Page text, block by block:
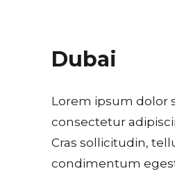
Dubai
Lorem ipsum dolor
consectetur
Cras sollicitudin,
condimentum